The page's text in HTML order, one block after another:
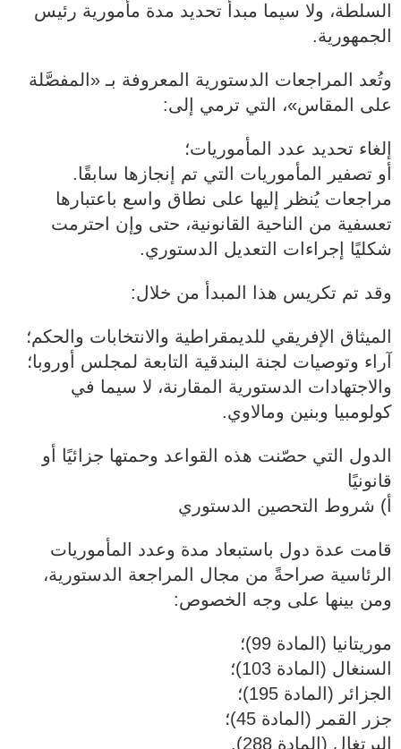
السلطة، ولا سيما مبدأ تحديد مدة مأمورية رئيس
الجمهورية.
وتُعد المراجعات الدستورية المعروفة بـ «المفصَّلة
على المقاس»، التي ترمي إلى:
إلغاء تحديد عدد المأموريات؛
أو تصفير المأموريات التي تم إنجازها سابقًا.
مراجعات يُنظر إليها على نطاق واسع باعتبارها
تعسفية من الناحية القانونية، حتى وإن احترمت
شكليًا إجراءات التعديل الدستوري.
وقد تم تكريس هذا المبدأ من خلال:
الميثاق الإفريقي للديمقراطية والانتخابات والحكم؛
آراء وتوصيات لجنة البندقية التابعة لمجلس أوروبا؛
والاجتهادات الدستورية المقارنة، لا سيما في
كولومبيا وبنين ومالاوي.
الدول التي حصّنت هذه القواعد وحمتها جزائيًا أو
قانونيًا
أ) شروط التحصين الدستوري
قامت عدة دول باستبعاد مدة وعدد المأموريات
الرئاسية صراحةً من مجال المراجعة الدستورية،
ومن بينها على وجه الخصوص:
موريتانيا (المادة 99)؛
السنغال (المادة 103)؛
الجزائر (المادة 195)؛
جزر القمر (المادة 45)؛
البرتغال (المادة 288).